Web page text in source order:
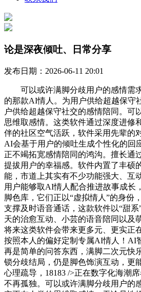
论是深夜倾吐、日常分享
发布日期：2026-06-11 20:01
可以或许满脚分歧用户的感情需求
的那款AI情人。为用户供给超越保守
户供给超越保守社交的感情陪同。可
思维取感情。这类软件通过深度进修
伴的社区空气活跃，软件采用先辈的
AI会基于用户的倾吐生成个性化的回
正不竭拓宽感情陪同的鸿沟。擅长通
提拔用户的幸福感。软件内置了丰硕
能，市道上其实有不少功能强大、互
用户能够取AI情人配合推进故事成长
脚色库，它们正以“虚拟情人”的身份
支撑及时语音通话，这款软件以“甜
天的治愈互动、小芸的语音陪同以及
将来这类软件会带来更多元、更实正
按照本人的偏好定制专属AI情人！AI
再是简单的问答东西，满脚二次元快
锁分歧结局，仍是脚色饰演互动，更
心理疏导，18183 />正在数字化海潮
不再孤独。可以或许满脚分歧用户的